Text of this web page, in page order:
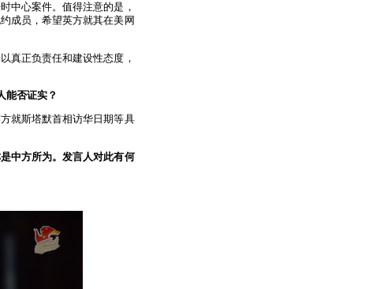
中心案件。值得注意的是，
成员，希望英方就其在美网
真正负责任和建设性态度，
能否证实？
就斯塔默首相访华日期等具
中方所为。发言人对此有何